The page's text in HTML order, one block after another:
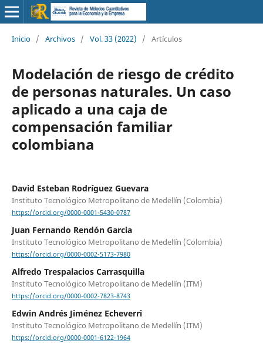
Inicio / Archivos / Vol. 33 (2022) / Artículos
Modelación de riesgo de crédito
de personas naturales. Un caso
aplicado a una caja de
compensación familiar
colombiana
David Esteban Rodríguez Guevara
Instituto Tecnológico Metropolitano de Medellín (Colombia)
https://orcid.org/0000-0001-5430-0787
Juan Fernando Rendón Garcia
Instituto Tecnológico Metropolitano de Medellín (Colombia)
https://orcid.org/0000-0002-5173-7980
Alfredo Trespalacios Carrasquilla
Instituto Tecnológico Metropolitano de Medellín (ITM)
https://orcid.org/0000-0002-7823-8743
Edwin Andrés Jiménez Echeverri
Instituto Tecnológico Metropolitano de Medellín (ITM)
https://orcid.org/0000-0001-6122-1964